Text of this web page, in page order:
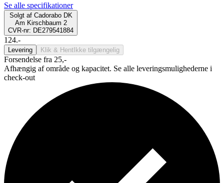
Se alle specifikationer
Solgt af Cadorabo DK
Am Kirschbaum 2
CVR-nr: DE279541884
124.-
Levering Klik & Hent Ikke tilgængelig
Forsendelse fra 25,-
Afhængig af område og kapacitet. Se alle leveringsmulighederne i
check-out